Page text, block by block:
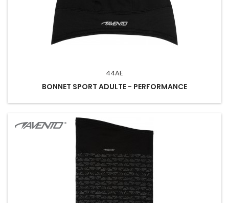
44AE
BONNET SPORT ADULTE - PERFORMANCE